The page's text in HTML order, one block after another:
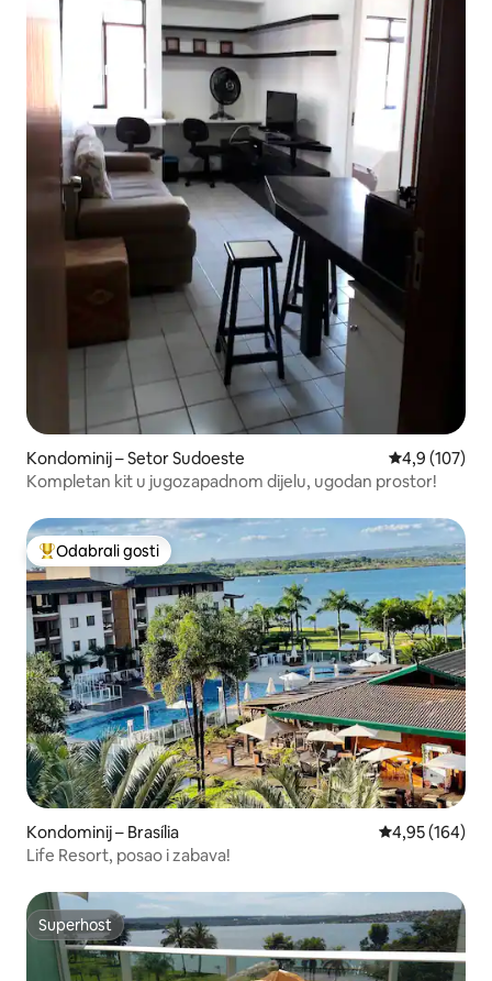
Kondominij – Setor Sudoeste Prosječna
4,9 (107)
Kompletan kit u jugozapadnom dijelu, ugodan prostor!
Među najviše rangiranima s oznakom „Odabrali gosti”
Odabrali gosti
Kondominij – Brasília Prosječna
4,95 (164)
Life Resort, posao i zabava!
Superhost
Superhost